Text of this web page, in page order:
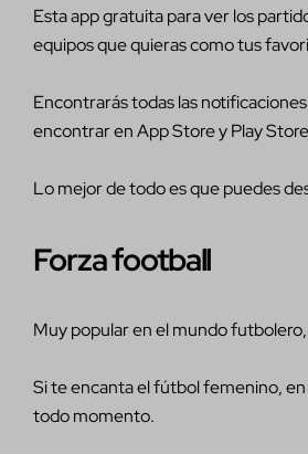
Esta app gratuita para ver los
equipos que quieras como tus
Encontrarás todas las
encontrar en App Store y Play
Lo mejor de todo es que puedes
Forza football
Muy popular en el mundo
Si te encanta el fútbol femenino,
todo momento.